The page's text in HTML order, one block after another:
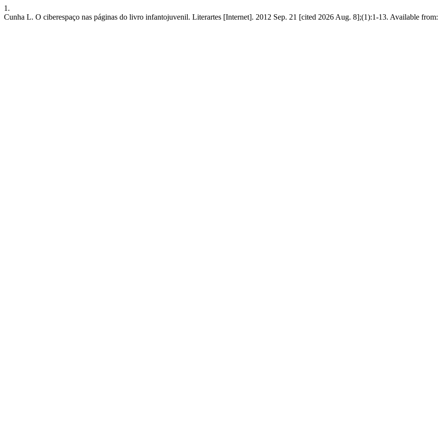
1.
Cunha L. O ciberespaço nas páginas do livro infantojuvenil. Literartes [Internet]. 2012 Sep. 21 [cited 2026 Aug. 8];(1):1-13. Available from: